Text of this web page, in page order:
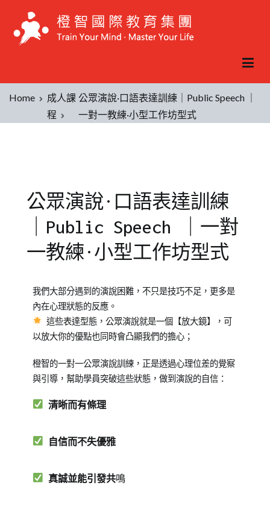
Home
成人課
程
公眾演說·口語表達訓練｜Public Speech ｜
一對一教練·小型工作坊型式
公眾演說·口語表達訓練
｜Public Speech ｜一對
一教練·小型工作坊型式
on
2024-
09-
06
成
課
程
我們大部分遇到的演說困難，不只是技巧不足，更多是
內在心理狀態的反應。
這些表達型態，公眾演說就是一個【放大鏡】，可
以放大你的優點也同時會凸顯我們的擔心；
橙智的一對一公眾演說訓練，正是透過心理位差的覺察
與引導，幫助學員突破這些狀態，做到演說的自信：
清晰而有條理
自信而不失優雅
真誠並能引發共鳴